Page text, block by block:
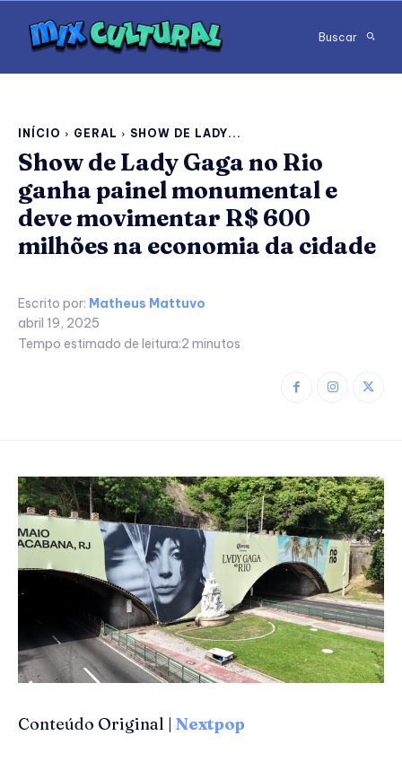
Buscar
INÍCIO GERAL SHOW DE LADY...
Show de Lady Gaga no Rio
ganha painel monumental e
deve movimentar R$ 600
milhões na economia da cidade
Escrito por: Matheus Mattuvo
abril 19, 2025
Tempo estimado de leitura:2 minutos
Conteúdo Original | Nextpop